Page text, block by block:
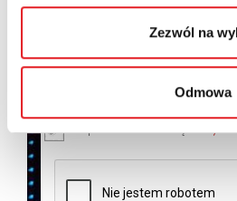
Zezwól na
Odmowa
Wyrażam zgodę na
osobowych przez Relpol S.A.
temat przetwarzania danych
Zapoznałem z treściąPolityki